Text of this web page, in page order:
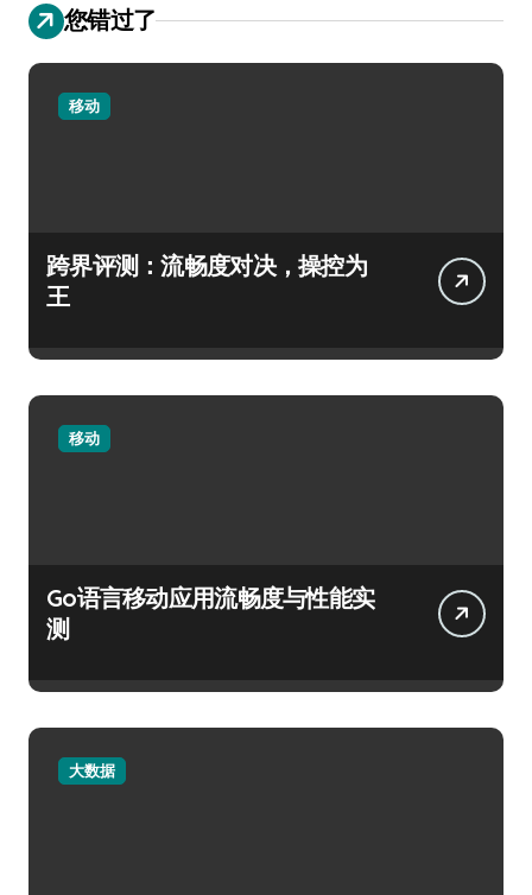
您错过了
移动
跨界评测：流畅度对决，操控为
王
移动
Go语言移动应用流畅度与性能实
测
大数据